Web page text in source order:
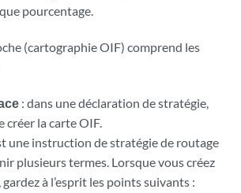
pourcentage.
(cartographie OIF) comprend les
: dans une déclaration de stratégie,
créer la carte OIF.
une instruction de stratégie de routage
plusieurs termes. Lorsque vous créez
à l’esprit les points suivants :